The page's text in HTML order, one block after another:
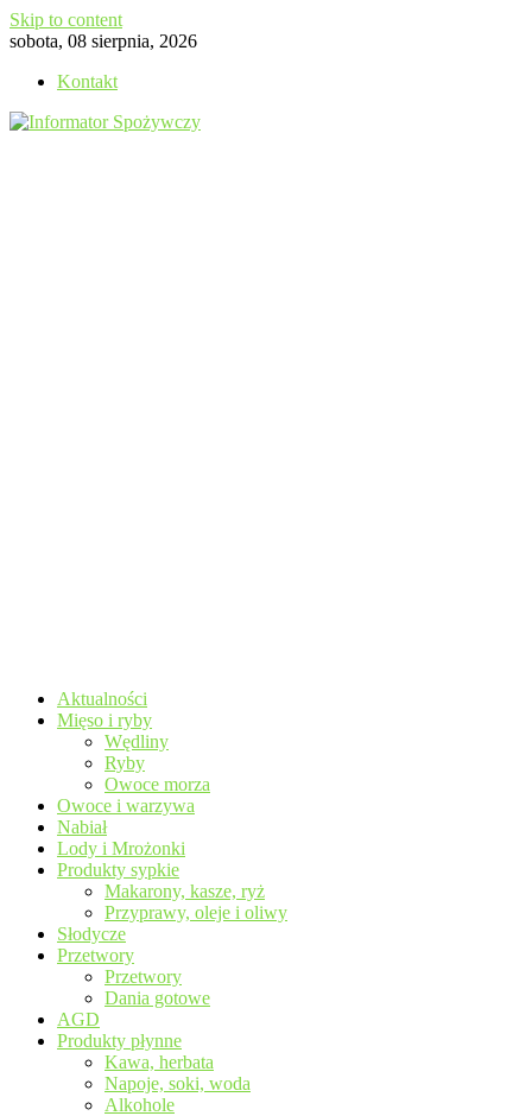
Skip to content
sobota, 08 sierpnia, 2026
Kontakt
Aktualności
Mięso i ryby
Wędliny
Ryby
Owoce morza
Owoce i warzywa
Nabiał
Lody i Mrożonki
Produkty sypkie
Makarony, kasze, ryż
Przyprawy, oleje i oliwy
Słodycze
Przetwory
Przetwory
Dania gotowe
AGD
Produkty płynne
Kawa, herbata
Napoje, soki, woda
Alkohole